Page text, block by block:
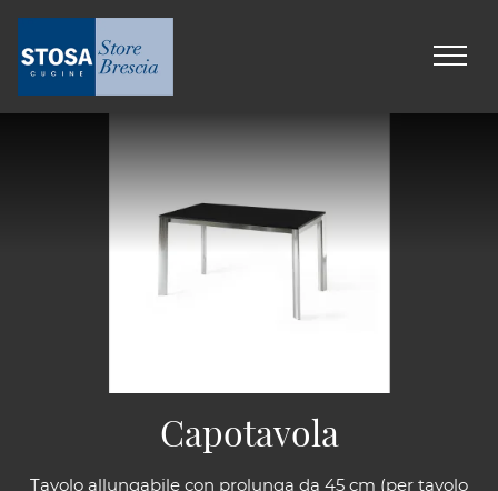
Tavolo allungabile con prolunga da 45 cm (per tavolo
Capotavola